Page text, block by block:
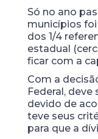
Só no ano
municípios foi
dos 1/4
estadual
ficar com a
Com a
Federal,
devido de
teve seus
para que a